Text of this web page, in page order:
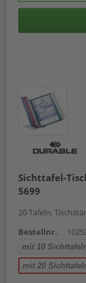
Sichttafel-
5699
20 Tafeln,
Bestellnr.
mit 10
mit 20